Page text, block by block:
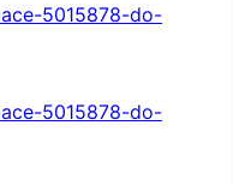
5015878-do-
5015878-do-